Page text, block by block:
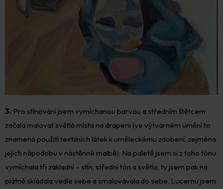
3. Pro stínování jsem vymíchanou barvou a středním štětcem
začala malovat světlá místa na draperii (ve výtvarném umění to
znamená použití textilních látek k uměleckému zdobení, zejména
jejich nápodobu v nástěnné malbě). Na paletě jsem si z toho tónu
vymíchala tři základní – stín, střední tón a světlo, ty jsem pak na
plátně skládala vedle sebe a smalovávala do sebe. Lucernu jsem